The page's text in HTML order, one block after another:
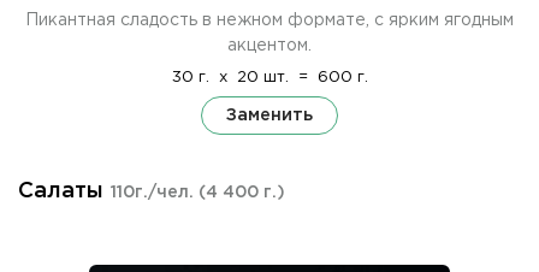
Пикантная сладость в нежном формате, с ярким ягодным
акцентом.
30 г. x 20 шт. = 600 г.
Заменить
Салаты 110г./чел. (4 400 г.)